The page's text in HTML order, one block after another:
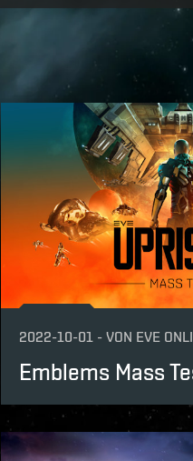
updates
2022-10-01 -VON EVE
Emblems Mass
updates